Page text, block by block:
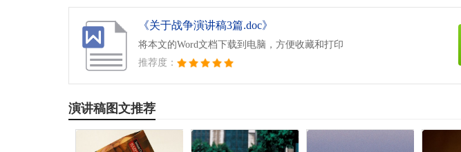
《关于战争演讲稿3篇.doc》
将本文的Word文档下载到电脑，方便收藏和打印
推荐度：
演讲稿图文推荐